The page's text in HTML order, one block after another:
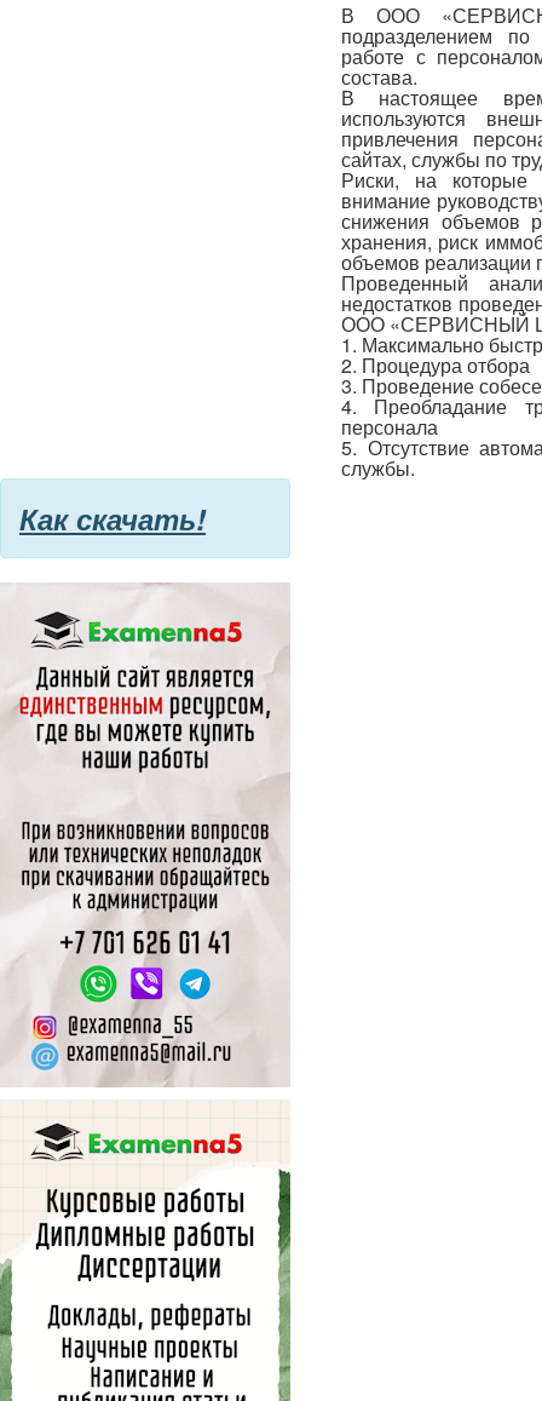
В ООО
подразделением
работе с
состава.
В настоящее
используются
привлечения
сайтах, службы по
Риски, на которые
внимание
снижения объемов
хранения, риск
объемов реализации
Проведенный
недостатков
ООО «СЕРВИСНЫЙ
1. Максимально
2. Процедура отбора
3. Проведение
4. Преобладание
персонала
5. Отсутствие
службы.
Как скачать!